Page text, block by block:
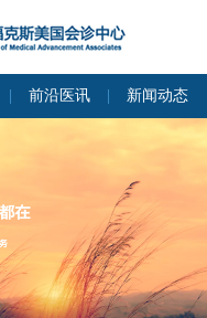
前沿医讯 新闻动态